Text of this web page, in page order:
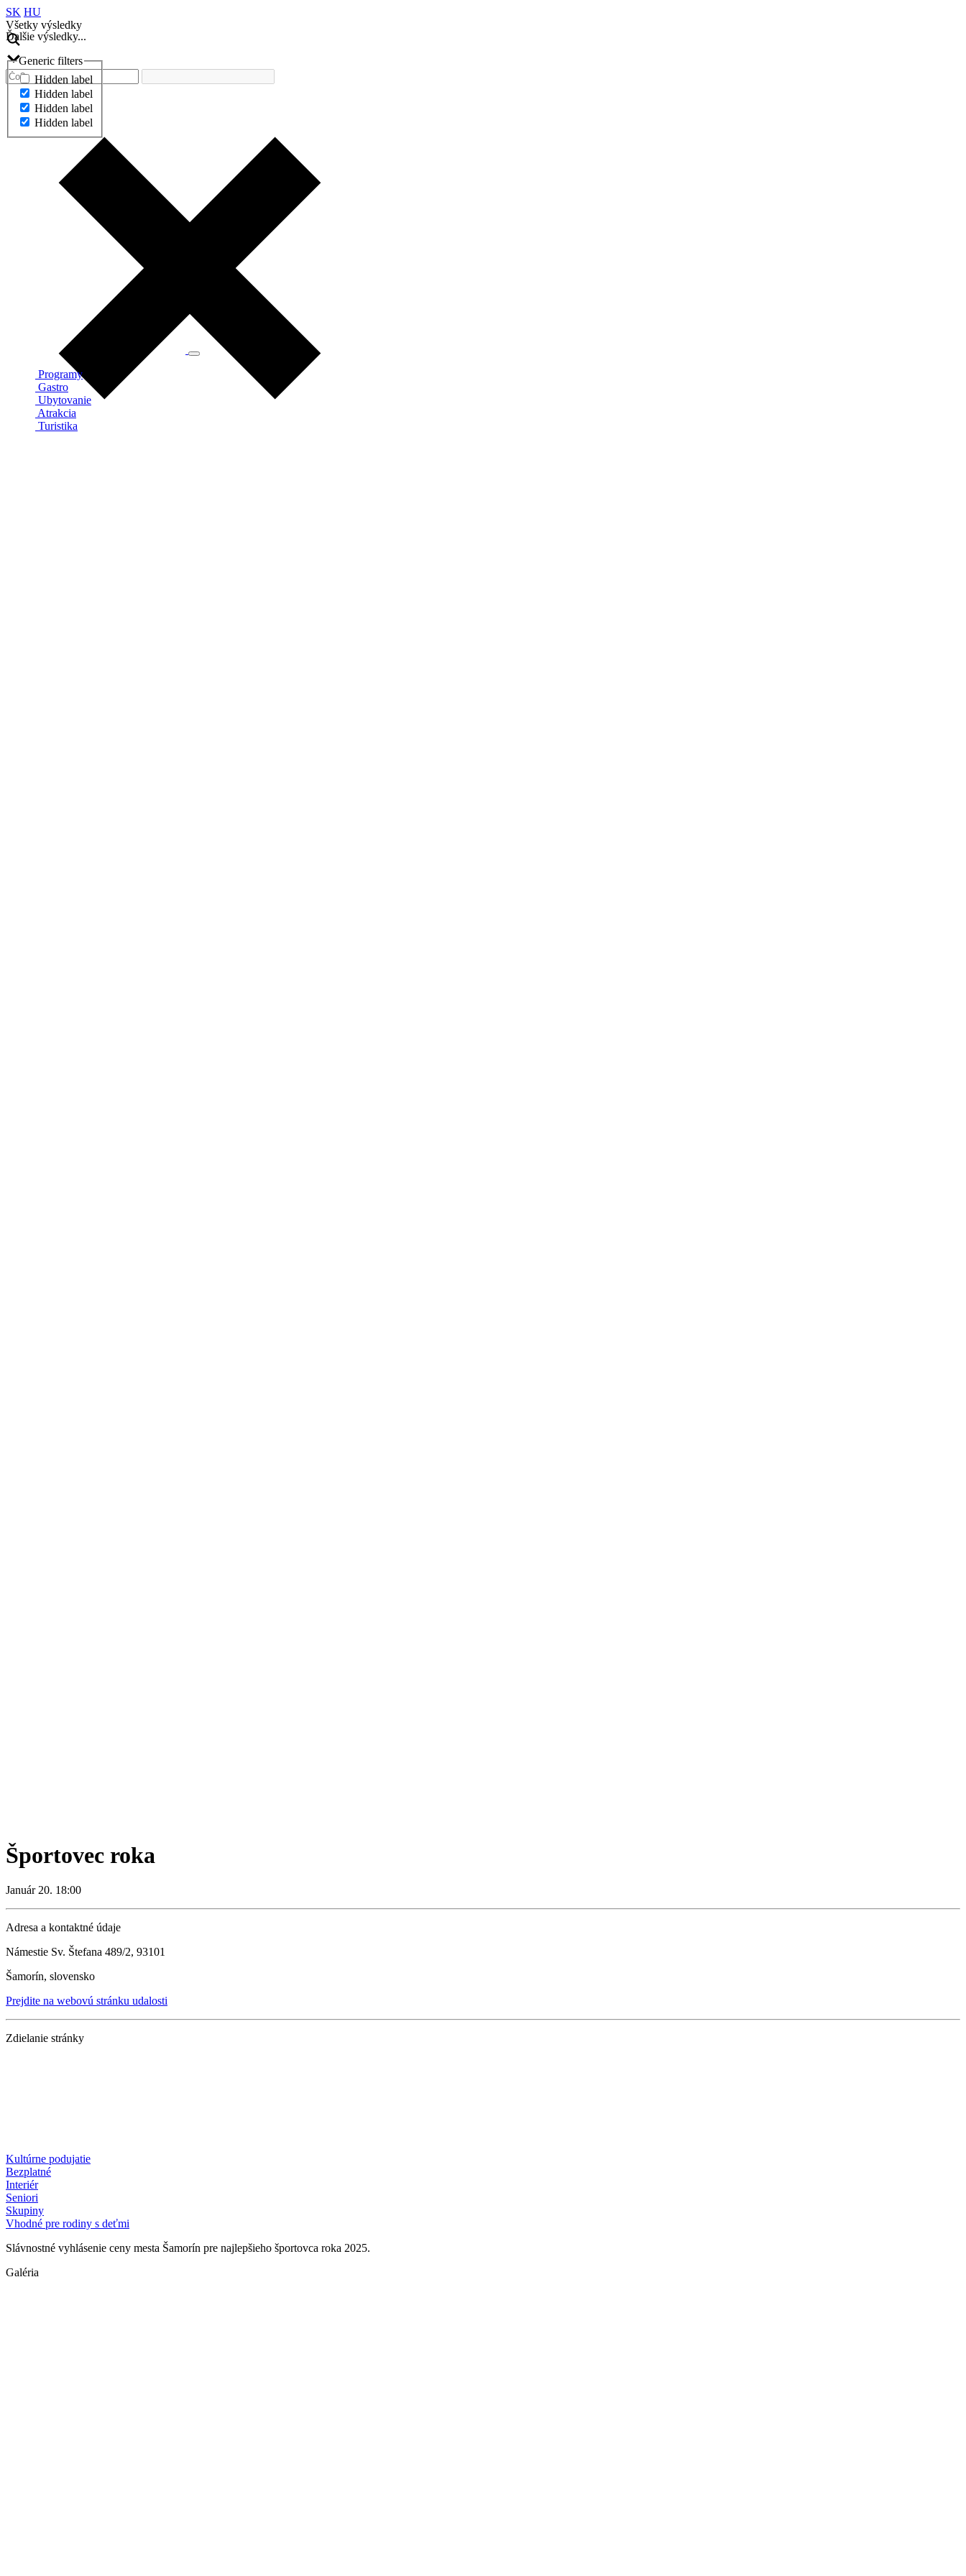
SK HU
Všetky výsledky
Ďalšie výsledky...
Generic filters
Hidden label
Hidden label
Hidden label
Hidden label
Ďalšie výsledky...
Programy
Gastro
Ubytovanie
Atrakcia
Turistika
Športovec roka
Január 20. 18:00
Adresa a kontaktné údaje
Námestie Sv. Štefana 489/2, 93101
Šamorín, slovensko
Prejdite na webovú stránku udalosti
Zdielanie stránky
Kultúrne podujatie
Bezplatné
Interiér
Seniori
Skupiny
Vhodné pre rodiny s deťmi
Slávnostné vyhlásenie ceny mesta Šamorín pre najlepšieho športovca roka 2025.
Galéria